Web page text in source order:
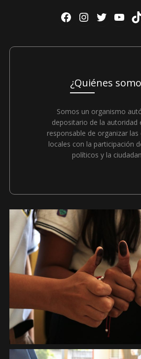
Facebook
Instagram
Twitter
¿Quiénes
Somos un organismo
depositario de la autoridad
responsable de organizar las
locales con la participación
políticos y la
Independencia
Máxima publicidad
Objetividad